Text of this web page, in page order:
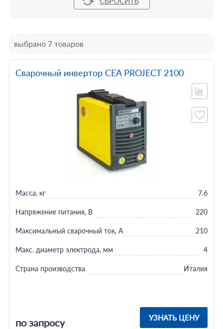
выбрано 7 товаров
Сварочный инвертор CEA PROJECT 2100
по запросу УЗНАТЬ ЦЕНУ
Масса, кг 7.6
Напряжение питания, В 220
Максимальный сварочный ток, А 210
Макс. диаметр электрода, мм 4
Страна производства Италия